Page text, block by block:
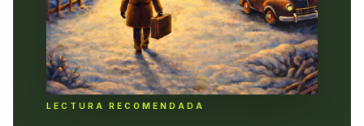
LECTURA RECOMENDADA